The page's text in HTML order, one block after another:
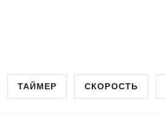
ТАЙМЕР СКОРОСТЬ